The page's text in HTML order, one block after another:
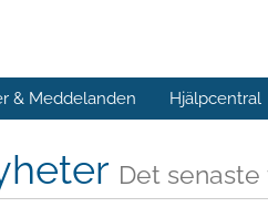
& Meddelanden Hjälpcentral
Det